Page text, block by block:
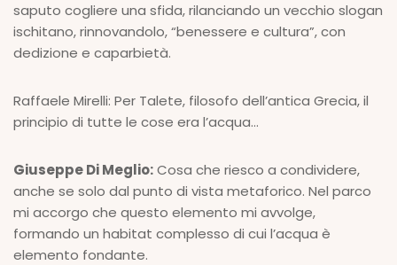
saputo cogliere una sfida, rilanciando un vecchio slogan
ischitano, rinnovandolo, “benessere e cultura”, con
dedizione e caparbietà.
Raffaele Mirelli: Per Talete, filosofo dell’antica Grecia, il
principio di tutte le cose era l’acqua…
Giuseppe Di Meglio:Cosa che riesco a condividere,
anche se solo dal punto di vista metaforico. Nel parco
mi accorgo che questo elemento mi avvolge,
formando un habitat complesso di cui l’acqua è
elemento fondante.